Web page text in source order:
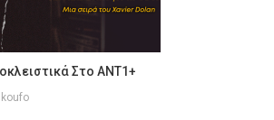
Στο ΑΝΤ1+